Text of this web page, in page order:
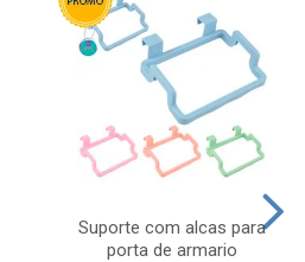
Suporte com alcas para
porta de armario